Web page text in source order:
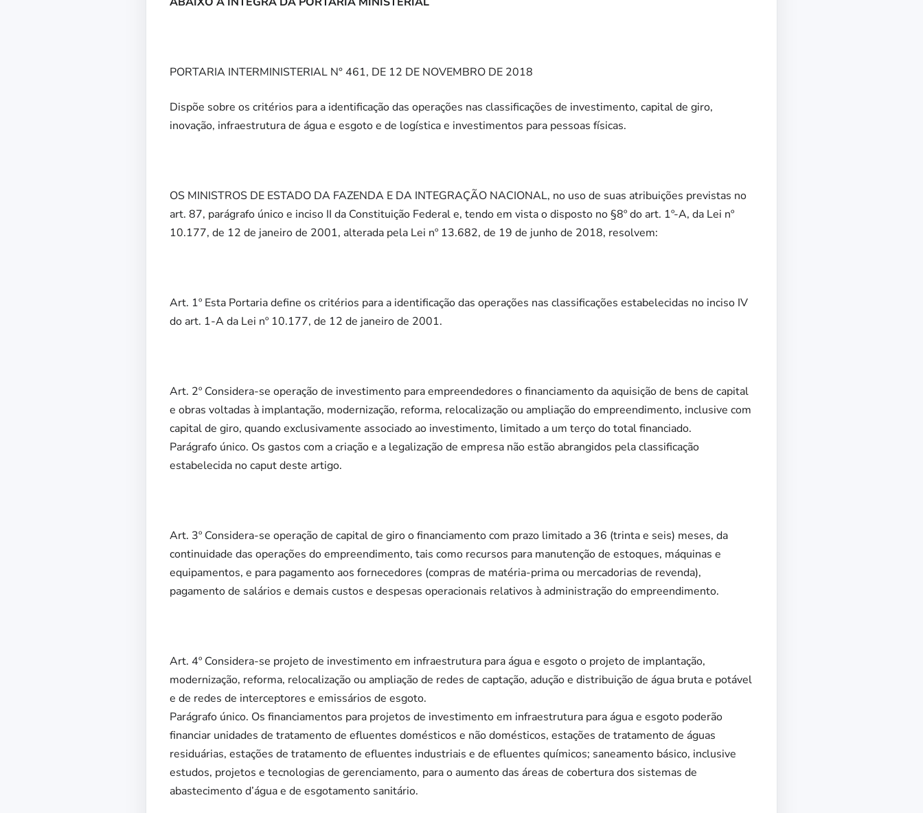
PORTARIA INTERMINISTERIAL N° 461, DE 12 DE NOVEMBRO DE 2018
Dispõe sobre os critérios para a identificação das operações nas classificações de investimento, capital de giro,
inovação, infraestrutura de água e esgoto e de logística e investimentos para pessoas físicas.
OS MINISTROS DE ESTADO DA FAZENDA E DA INTEGRAÇÃO NACIONAL, no uso de suas atribuições previstas no
art. 87, parágrafo único e inciso II da Constituição Federal e, tendo em vista o disposto no §8º do art. 1º-A, da Lei nº
10.177, de 12 de janeiro de 2001, alterada pela Lei nº 13.682, de 19 de junho de 2018, resolvem:
Art. 1º Esta Portaria define os critérios para a identificação das operações nas classificações estabelecidas no inciso IV
do art. 1-A da Lei nº 10.177, de 12 de janeiro de 2001.
Art. 2º Considera-se operação de investimento para empreendedores o financiamento da aquisição de bens de capital
e obras voltadas à implantação, modernização, reforma, relocalização ou ampliação do empreendimento, inclusive com
capital de giro, quando exclusivamente associado ao investimento, limitado a um terço do total financiado.
Parágrafo único. Os gastos com a criação e a legalização de empresa não estão abrangidos pela classificação
estabelecida no caput deste artigo.
Art. 3º Considera-se operação de capital de giro o financiamento com prazo limitado a 36 (trinta e seis) meses, da
continuidade das operações do empreendimento, tais como recursos para manutenção de estoques, máquinas e
equipamentos, e para pagamento aos fornecedores (compras de matéria-prima ou mercadorias de revenda),
pagamento de salários e demais custos e despesas operacionais relativos à administração do empreendimento.
Art. 4º Considera-se projeto de investimento em infraestrutura para água e esgoto o projeto de implantação,
modernização, reforma, relocalização ou ampliação de redes de captação, adução e distribuição de água bruta e potável
e de redes de interceptores e emissários de esgoto.
Parágrafo único. Os financiamentos para projetos de investimento em infraestrutura para água e esgoto poderão
financiar unidades de tratamento de efluentes domésticos e não domésticos, estações de tratamento de águas
residuárias, estações de tratamento de efluentes industriais e de efluentes químicos; saneamento básico, inclusive
estudos, projetos e tecnologias de gerenciamento, para o aumento das áreas de cobertura dos sistemas de
abastecimento d’água e de esgotamento sanitário.